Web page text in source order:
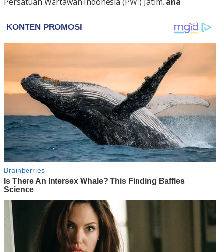
Persatuan Wartawan Indonesia (PWI) Jatim. ana